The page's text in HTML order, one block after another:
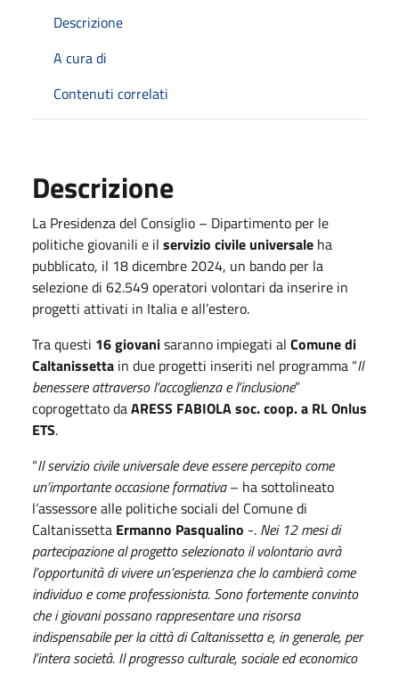
Descrizione
A cura di
Contenuti correlati
Descrizione
La Presidenza del Consiglio – Dipartimento per le
politiche giovanili e il servizio civile universale ha
pubblicato, il 18 dicembre 2024, un bando per la
selezione di 62.549 operatori volontari da inserire in
progetti attivati in Italia e all’estero.
Tra questi 16 giovanisaranno impiegati al Comune di
Caltanissetta in due progetti inseriti nel programma “Il
benessere attraverso l’accoglienza e l’inclusione”
coprogettato daARESS FABIOLA soc. coop. a RL Onlus
ETS.
“Il servizio civile universale deve essere percepito come
un’importante occasione formativa– ha sottolineato
l’assessore alle politiche sociali del Comune di
Caltanissetta Ermanno Pasqualino -. Nei 12 mesi di
partecipazione al progetto selezionato il volontario avrà
l’opportunità di vivere un’esperienza che lo cambierà come
individuo e come professionista. Sono fortemente convinto
che i giovani possano rappresentare una risorsa
indispensabile per la città di Caltanissetta e, in generale, per
l’intera società. Il progresso culturale, sociale ed economico